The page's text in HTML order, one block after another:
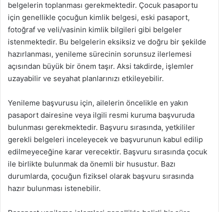
belgelerin toplanması gerekmektedir. Çocuk pasaportu
için genellikle çocuğun kimlik belgesi, eski pasaport,
fotoğraf ve veli/vasinin kimlik bilgileri gibi belgeler
istenmektedir. Bu belgelerin eksiksiz ve doğru bir şekilde
hazırlanması, yenileme sürecinin sorunsuz ilerlemesi
açısından büyük bir önem taşır. Aksi takdirde, işlemler
uzayabilir ve seyahat planlarınızı etkileyebilir.
Yenileme başvurusu için, ailelerin öncelikle en yakın
pasaport dairesine veya ilgili resmi kuruma başvuruda
bulunması gerekmektedir. Başvuru sırasında, yetkililer
gerekli belgeleri inceleyecek ve başvurunun kabul edilip
edilmeyeceğine karar verecektir. Başvuru sırasında çocuk
ile birlikte bulunmak da önemli bir husustur. Bazı
durumlarda, çocuğun fiziksel olarak başvuru sırasında
hazır bulunması istenebilir.